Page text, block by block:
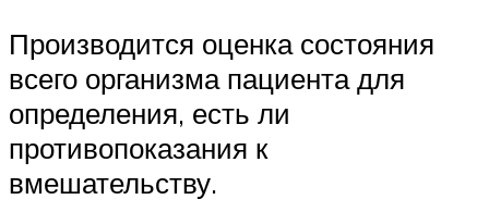
Производится оценка состояния
всего организма пациента для
определения, есть ли
противопоказания к
вмешательству.